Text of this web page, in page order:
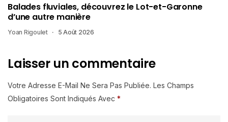
Balades fluviales, découvrez le Lot-et-Garonne
d’une autre manière
Yoan Rigoulet 5 Août 2026
Laisser un commentaire
Votre Adresse E-Mail Ne Sera Pas Publiée. Les Champs
Obligatoires Sont Indiqués Avec *